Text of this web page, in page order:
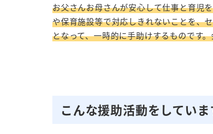
お父さんお母さんが安心して仕事と育児
や保育施設等で対応しきれないことを、
となって、一時的に手助けするものです
こんな援助活動をしていま